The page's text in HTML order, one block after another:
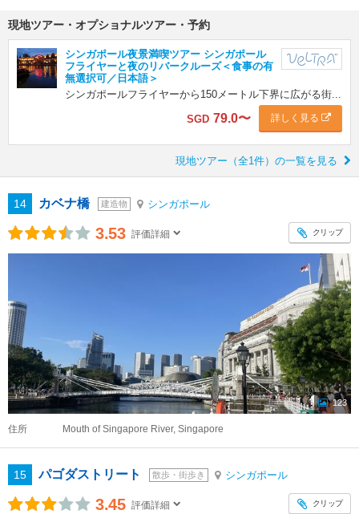
現地ツアー・オプショナルツアー・予約
シンガポール夜景満喫ツアー シンガポール
フライヤーと夜のリバークルーズ＜食事の有
無選択可／日本語＞
シンガポールフライヤーから150メートル下界に広がる街...
SGD 79.0〜 詳しく見る
現地ツアー（全1件）の一覧を見る
14 カベナ橋 建造物 シンガポール
3.53 評価詳細 クリップ
123
住所 Mouth of Singapore River, Singapore
15 パゴダストリート 散歩・街歩き シンガポール
3.45 評価詳細 クリップ